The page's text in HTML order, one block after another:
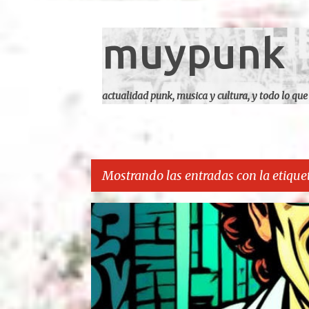
muypunk
actualidad punk, musica y cultura, y todo lo que
Mostrando las entradas con la
E
n
t
a
CARCA